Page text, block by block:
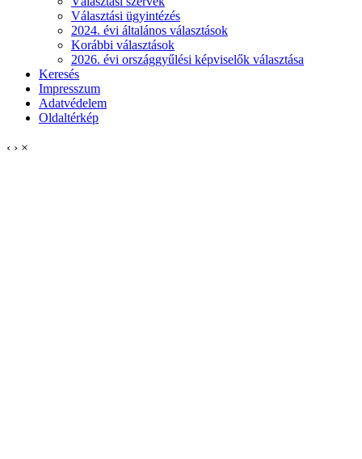
Választási ügyintézés
2024. évi általános választások
Korábbi választások
2026. évi országgyűlési képviselők választása
Keresés
Impresszum
Adatvédelem
Oldaltérkép
‹ › ×